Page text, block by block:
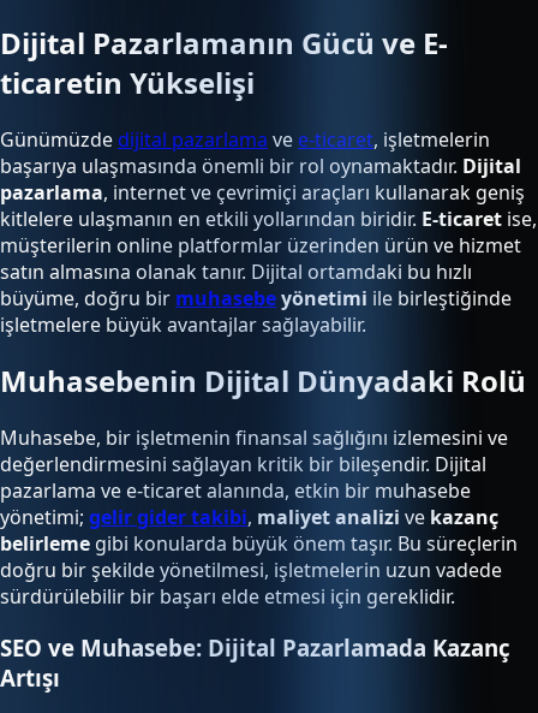
Dijital Pazarlamanın Gücü ve E-
ticaretin Yükselişi
Günümüzde dijital pazarlama ve e-ticaret, işletmelerin
başarıya ulaşmasında önemli bir rol oynamaktadır. Dijital
pazarlama, internet ve çevrimiçi araçları kullanarak geniş
kitlelere ulaşmanın en etkili yollarından biridir. E-ticaret ise,
müşterilerin online platformlar üzerinden ürün ve hizmet
satın almasına olanak tanır. Dijital ortamdaki bu hızlı
büyüme, doğru bir muhasebeyönetimi ile birleştiğinde
işletmelere büyük avantajlar sağlayabilir.
Muhasebenin Dijital Dünyadaki Rolü
Muhasebe, bir işletmenin finansal sağlığını izlemesini ve
değerlendirmesini sağlayan kritik bir bileşendir. Dijital
pazarlama ve e-ticaret alanında, etkin bir muhasebe
yönetimi; gelir gider takibi, maliyet analizi ve kazanç
belirleme gibi konularda büyük önem taşır. Bu süreçlerin
doğru bir şekilde yönetilmesi, işletmelerin uzun vadede
sürdürülebilir bir başarı elde etmesi için gereklidir.
SEO ve Muhasebe: Dijital Pazarlamada Kazanç
Artışı